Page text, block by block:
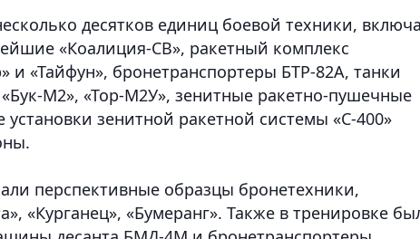
десятков единиц боевой техники,
«Коалиция-СВ», ракетный комплекс
и «Тайфун», бронетранспортеры БТР-82А, танки
М2», «Тор-М2У», зенитные ракетно-пушечные
зенитной ракетной системы «С-400»
перспективные образцы бронетехники,
«Курганец», «Бумеранг». Также в тренировке